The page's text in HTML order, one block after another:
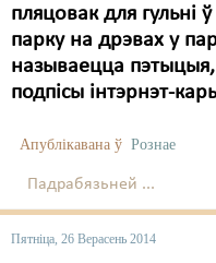
пляцовак для гульні
парку на дрэвах у
называецца
подпісы інтэрнэт-
Апублікавана ў Рознае
Падрабязьней ...
Пятніца, 26 Верасень 2014